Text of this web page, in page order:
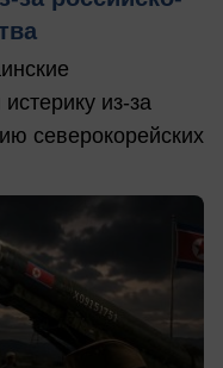
из-за
северокорейских